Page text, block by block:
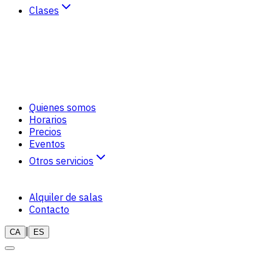
Clases
Cuidado personal *
Quienes somos
Horarios
Precios
Eventos
Otros servicios
Terapias
Alquiler de salas
Contacto
CA ES